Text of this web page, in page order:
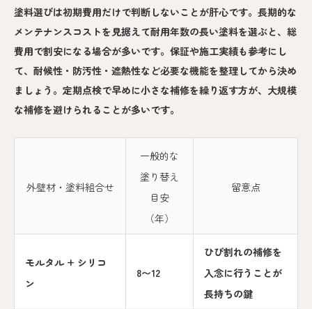
塗料選びは初期費用だけで判断しないことが肝心です。長期的な
メンテナンスコストを見据えて耐用年数の長い塗料を選ぶと、総
費用で割安になる場合が多いです。保証や施工実績も参考にし
て、耐候性・防汚性・遮熱性など必要な機能を整理してから決め
ましょう。定期点検で早めに小さな補修を繰り返す方が、大規模
な補修を避けられることが多いです。
外壁材・塗料組合せ
一般的な
塗り替え
目安
（年）
留意点
モルタル + シリコ
ン
8〜12
ひび割れの補修を
入念に行うことが
長持ちの鍵